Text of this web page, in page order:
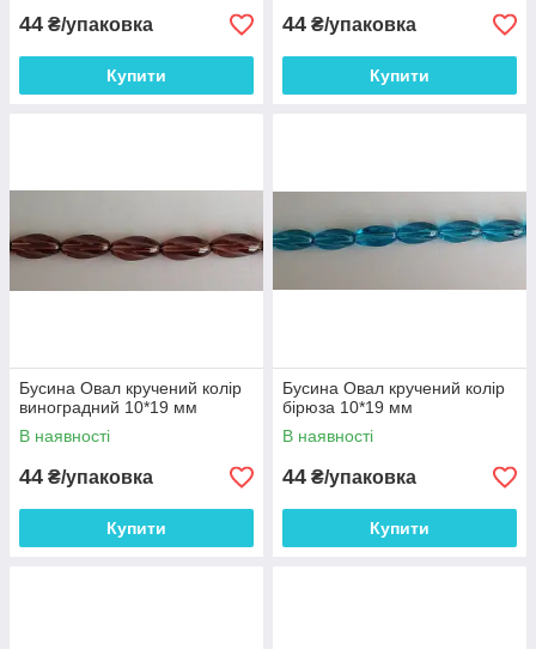
44 ₴/упаковка
Купити
44 ₴/упаковка
Купити
Бусина Овал кручений колір
виноградний 10*19 мм
В наявності
44 ₴/упаковка
Купити
Бусина Овал кручений колір
бірюза 10*19 мм
В наявності
44 ₴/упаковка
Купити